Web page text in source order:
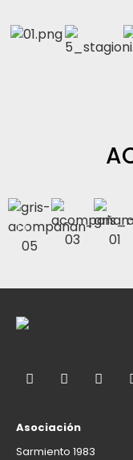
Asociación
Sarmiento 1983